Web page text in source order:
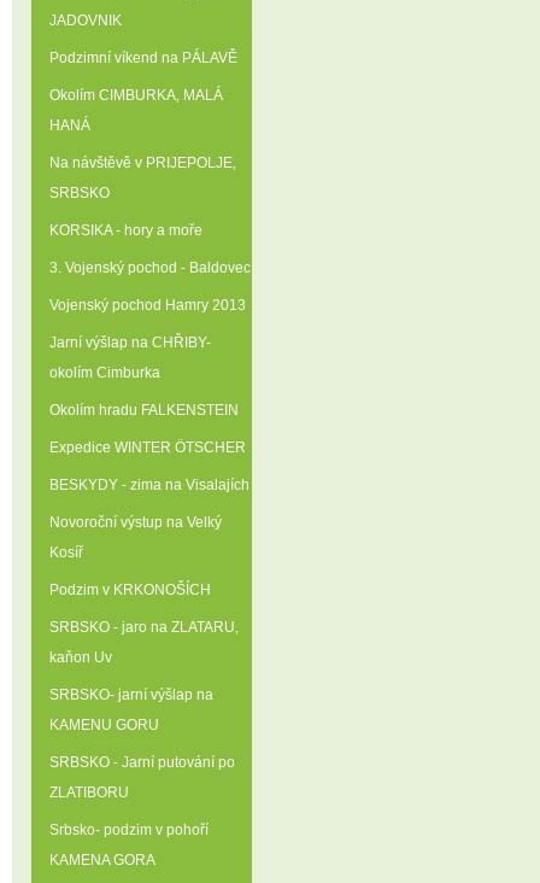
JADOVNIK
Podzimní víkend na PÁLAVĚ
Okolím CIMBURKA‚ MALÁ
HANÁ
Na návštěvě v PRIJEPOLJE‚
SRBSKO
KORSIKA - hory a moře
3. Vojenský pochod - Baldovec
Vojenský pochod Hamry 2013
Jarní výšlap na CHŘIBY-
okolím Cimburka
Okolím hradu FALKENSTEIN
Expedice WINTER ÖTSCHER
BESKYDY - zima na Visalajích
Novoroční výstup na Velký
Kosíř
Podzim v KRKONOŠÍCH
SRBSKO - jaro na ZLATARU‚
kaňon Uv
SRBSKO- jarní výšlap na
KAMENU GORU
SRBSKO - Jarní putování po
ZLATIBORU
Srbsko- podzim v pohoří
KAMENA GORA